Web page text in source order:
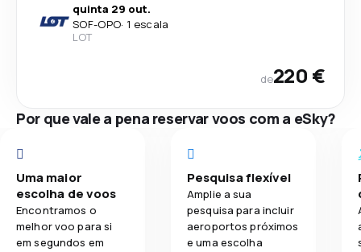
quinta 29 out.
SOF-OPO· 1 escala
LOT
de220 €
Por que vale a pena reservar voos com a eSky?
Uma maior
escolha de voos
Encontramos o
melhor voo para si
em segundos em
Pesquisa flexível
Amplie a sua
pesquisa para incluir
aeroportos próximos
e uma escolha